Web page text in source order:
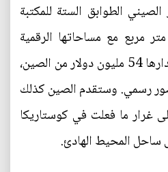
الطوابق الستة للمكتبة
على 24 ألف متر مربع مع مساحاتها الرقمية
والتي بنيت بفضل هبة مقدارها 54 مليون دولار من الصين،
رسمي. وستقدم الصين كذلك
غرار ما فعلت في كوستاريكا
المحيط الهادئ.